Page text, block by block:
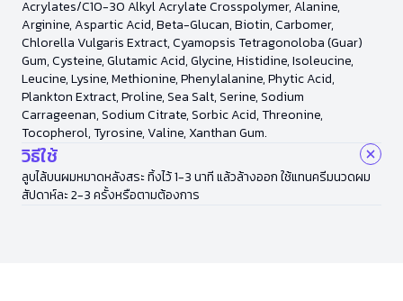
Acrylates/C10-30 Alkyl Acrylate Crosspolymer, Alanine,
Arginine, Aspartic Acid, Beta-Glucan, Biotin, Carbomer,
Chlorella Vulgaris Extract, Cyamopsis Tetragonoloba (Guar)
Gum, Cysteine, Glutamic Acid, Glycine, Histidine, Isoleucine,
Leucine, Lysine, Methionine, Phenylalanine, Phytic Acid,
Plankton Extract, Proline, Sea Salt, Serine, Sodium
Carrageenan, Sodium Citrate, Sorbic Acid, Threonine,
Tocopherol, Tyrosine, Valine, Xanthan Gum.
วิธีใช้
ลูบไล้บนผมหมาดหลังสระ ทิ้งไว้ 1-3 นาที แล้วล้างออก ใช้แทนครีมนวดผม
สัปดาห์ละ 2-3 ครั้งหรือตามต้องการ